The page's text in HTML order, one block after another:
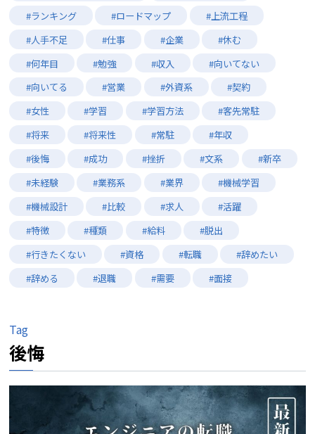
#ランキング
#ロードマップ
#上流工程
#人手不足
#仕事 #企業
#休む
#何年目
#勉強 #収入
#向いてない
#向いてる
#営業 #外資系
#契約
#女性
#学習 #学習方法
#客先常駐
#将来
#将来性 #常駐
#年収
#後悔
#成功 #挫折 #文系
#新卒
#未経験
#業務系 #業界
#機械学習
#機械設計
#比較 #求人
#活躍
#特徴
#種類 #給料
#脱出
#行きたくない
#資格 #転職
#辞めたい
#辞める
#退職 #需要 #面接
Tag
後悔